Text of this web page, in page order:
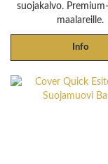
suojakalvo.
maalareille.
Info